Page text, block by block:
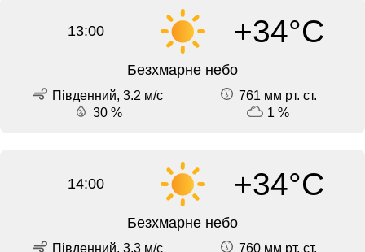
13:00 +34°C
Безхмарне небо
Південний, 3.2 м/с
761 мм рт. ст.
30 %
1 %
14:00 +34°C
Безхмарне небо
Південний, 3.3 м/с
760 мм рт. ст.